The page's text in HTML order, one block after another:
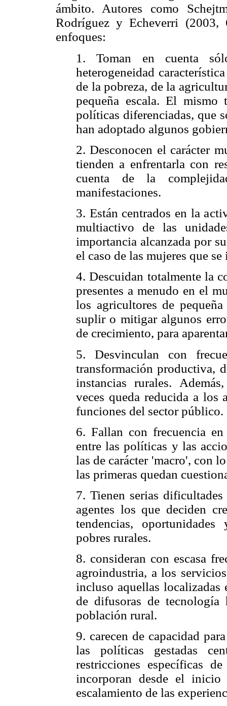
ámbito. Autores como
Rodríguez y Echeverri (2003,
enfoques:
1. Toman en cuenta
heterogeneidad
de la pobreza, de la
pequeña escala. El
políticas diferenciadas, que
han adoptado algunos
2. Desconocen el carácter
tienden a enfrentarla con
cuenta de la
manifestaciones.
3. Están centrados en la
multiactivo de las
importancia alcanzada por
el caso de las mujeres que
4. Descuidan totalmente la
presentes a menudo en el
los agricultores de
suplir o mitigar algunos
de crecimiento, para
5. Desvinculan con
transformación productiva,
instancias rurales.
veces queda reducida a los
funciones del sector público.
6. Fallan con frecuencia
entre las políticas y las
las de carácter 'macro', con
las primeras quedan
7. Tienen serias
agentes los que deciden
tendencias,
pobres rurales.
8. consideran con escasa
agroindustria, a los
incluso aquellas
de difusoras de tecnología
población rural.
9. carecen de capacidad
las políticas gestadas
restricciones específicas
incorporan desde el inicio
escalamiento de las